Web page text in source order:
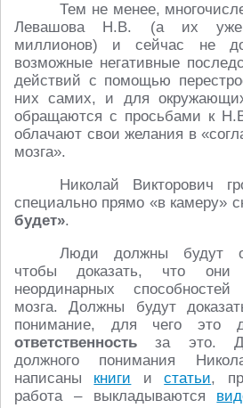
Тем не менее,
Левашова Н.В. (а их уже
миллионов) и сейчас не
возможные негативные
действий с помощью
них самих, и для
обращаются с просьбами к
облачают свои желания в
мозга».
Николай Викторович
специально прямо «в камеру»
будет».
Люди должны будут
чтобы доказать, что
неординарных
мозга. Должны будут
понимание, для чего это
ответственность за это.
должного понимания
написаны книги истатьи,
работа – выкладываются